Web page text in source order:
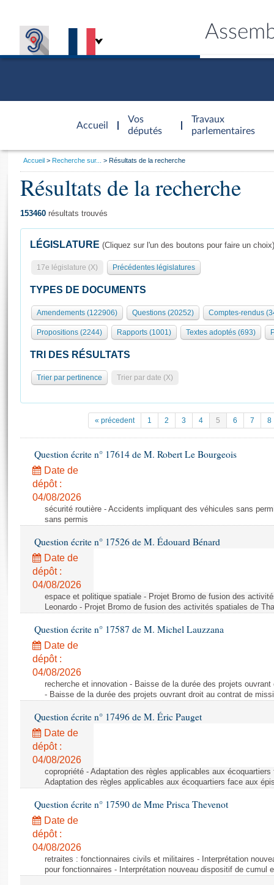
Accueil
d'accueil
Vos
députés
Travaux
parlementaires
Présidence
577 députés
Groupes politiques
Séance publique
Commissions et autres organes
Europe et International
Pétitions
Projets de loi
Propositions de loi
Amendements
Textes adoptés
Rapports législatifs
Rapports sur l'application des lois
Baromètre de l’application des lois
Dossiers législatifs
Budget et sécurité sociale
Questions écrites et orales
Comptes rendus des débats
Général
Rôle et pouvoirs de l'Assemblée
Organisation de l'Assemblée
Présidence Conférence des Présidents Bureau Collège des
Statistiques et chiffres clés
Documents de référence
( Constitution | Règlement de l'Assemblée ... )
Histoire
Juniors
Anciennes législatures
Visiter l'Assemblée
Visite virtuelle du palais Bourbon
Assister à une séance
La Bibliothèque
Contacts et plan d'accès
Photos libres de droit
Vous
Accueil Recherche sur... Résultats de la recherche
Résultats de la recherche
153460 résultats trouvés
LÉGISLATURE (Cliquez sur l'un des boutons pour faire un choix)
17e législature (X) Précédentes législatures
TYPES DE DOCUMENTS
Amendements (122906) Questions (20252) Comptes-rendus
Propositions (2244) Rapports (1001) Textes adoptés (693)
TRI DES RÉSULTATS
Trier par pertinence Trier par date (X)
« précedent 1 2 3 4 5 6 7 8
Question écrite n° 17614 de M. Robert Le Bourgeois
Date de
dépôt :
04/08/2026
sécurité routière - Accidents impliquant des véhicules sans
sans permis
Question écrite n° 17526 de M. Édouard Bénard
Date de
dépôt :
04/08/2026
espace et politique spatiale - Projet Bromo de fusion des
Leonardo - Projet Bromo de fusion des activités spatiales de
Question écrite n° 17587 de M. Michel Lauzzana
Date de
dépôt :
04/08/2026
recherche et innovation - Baisse de la durée des projets
- Baisse de la durée des projets ouvrant droit au contrat de
Question écrite n° 17496 de M. Éric Pauget
Date de
dépôt :
04/08/2026
copropriété - Adaptation des règles applicables aux
Adaptation des règles applicables aux écoquartiers face aux
Question écrite n° 17590 de Mme Prisca Thevenot
Date de
dépôt :
04/08/2026
retraites : fonctionnaires civils et militaires - Interprétation
pour fonctionnaires - Interprétation nouveau dispositif de cumul